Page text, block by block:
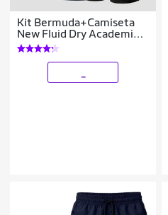
Kit Bermuda+Camiseta
New Fluid Dry Academia
Alpha